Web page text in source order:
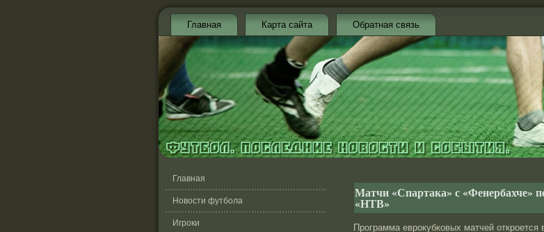
Главная Карта сайта Обратная связь
Главная
Новости футбола
Игроки
Матчи «Спартака» с «Фенербахче»
«НТВ»
Программа еврокубковых матчей откроется